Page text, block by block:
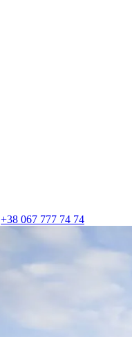
+38 067 777 74 74